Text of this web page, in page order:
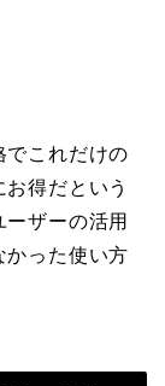
でこれだけの
得だという
ザーの活用
かった使い方